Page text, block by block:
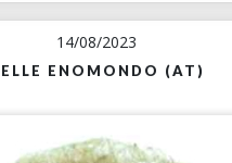
14/08/2023
ENOMONDO (AT)